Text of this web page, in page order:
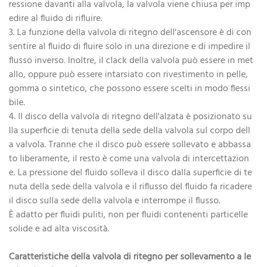
ressione davanti alla valvola, la valvola viene chiusa per imp
edire al fluido di rifluire.
3. La funzione della valvola di ritegno dell'ascensore è di con
sentire al fluido di fluire solo in una direzione e di impedire il
flusso inverso. Inoltre, il clack della valvola può essere in met
allo, oppure può essere intarsiato con rivestimento in pelle,
gomma o sintetico, che possono essere scelti in modo flessi
bile.
4. Il disco della valvola di ritegno dell'alzata è posizionato su
lla superficie di tenuta della sede della valvola sul corpo dell
a valvola. Tranne che il disco può essere sollevato e abbassa
to liberamente, il resto è come una valvola di intercettazion
e. La pressione del fluido solleva il disco dalla superficie di te
nuta della sede della valvola e il riflusso del fluido fa ricadere
il disco sulla sede della valvola e interrompe il flusso.
È adatto per fluidi puliti, non per fluidi contenenti particelle
solide e ad alta viscosità.
Caratteristiche dellavalvola di ritegno per sollevamento a le